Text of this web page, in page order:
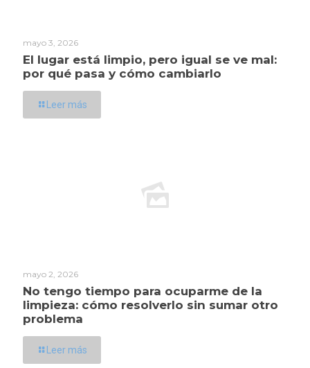
mayo 3, 2026
El lugar está limpio, pero igual se ve mal:
por qué pasa y cómo cambiarlo
Leer más
mayo 2, 2026
No tengo tiempo para ocuparme de la
limpieza: cómo resolverlo sin sumar otro
problema
Leer más